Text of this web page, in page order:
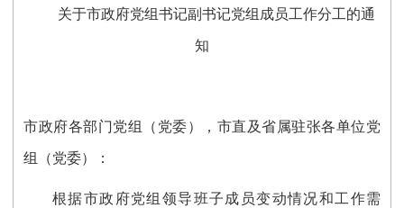
关于市政府党组书记副书记党组成员工作分工的通
知
市政府各部门党组（党委），市直及省属驻张各单位党
组（党委）：
根据市政府党组领导班子成员变动情况和工作需